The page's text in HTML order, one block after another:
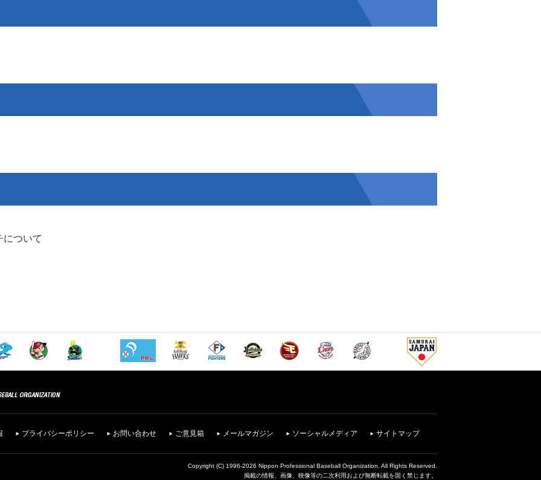
について
プライバシーポリシー お問い合わせ ご意見箱 メールマガジン ソーシャルメディア サイトマップ
Copyright (C) 1996-2026 Nippon Professional Baseball Organization. All Rights Reserved.
掲載の情報、画像、映像等の二次利用および無断転載を固く禁じます。